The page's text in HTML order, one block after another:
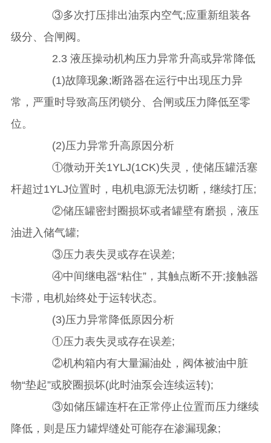
③多次打压排出油泵内空气;应重新组装各
级分、合闸阀。
2.3 液压操动机构压力异常升高或异常降低
(1)故障现象;断路器在运行中出现压力异
常，严重时导致高压闭锁分、合闸或压力降低至零
位。
(2)压力异常升高原因分析
①微动开关1YLJ(1CK)失灵，使储压罐活塞
杆超过1YLJ位置时，电机电源无法切断，继续打压;
②储压罐密封圈损坏或者罐壁有磨损，液压
油进入储气罐;
③压力表失灵或存在误差;
④中间继电器“粘住”，其触点断不开;接触器
卡滞，电机始终处于运转状态。
(3)压力异常降低原因分析
①压力表失灵或存在误差;
②机构箱内有大量漏油处，阀体被油中脏
物“垫起”或胶圈损坏(此时油泵会连续运转);
③如储压罐连杆在正常停止位置而压力继续
降低，则是压力罐焊缝处可能存在渗漏现象;